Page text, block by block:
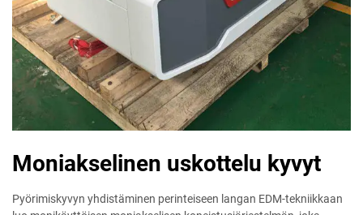
Moniakselinen uskottelu kyvyt
Pyörimiskyvyn yhdistäminen perinteiseen langan EDM-tekniikkaan